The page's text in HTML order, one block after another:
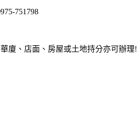
751798
廈、店面、房屋或土地持分亦可辦理!